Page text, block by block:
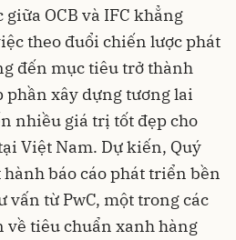
OCB và IFC khẳng
theo đuổi chiến lược phát
đến mục tiêu trở thành
phần xây dựng tương lai
nhiều giá trị tốt đẹp cho
Việt Nam. Dự kiến, Quý
báo cáo phát triển bền
vấn từ PwC, một trong các
về tiêu chuẩn xanh hàng